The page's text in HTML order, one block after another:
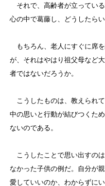
それで、高齢者が立っている
心の中で葛藤し、どうしたら
もちろん、老人にすぐに席
が、それはやはり祖父母など
者ではないだろうか。
こうしたものは、教えられ
中の思いと行動が結びつくた
ないのである。
こうしたことで思い出すの
なかった子供の例だ。自分が
愛していいのか、わからずに